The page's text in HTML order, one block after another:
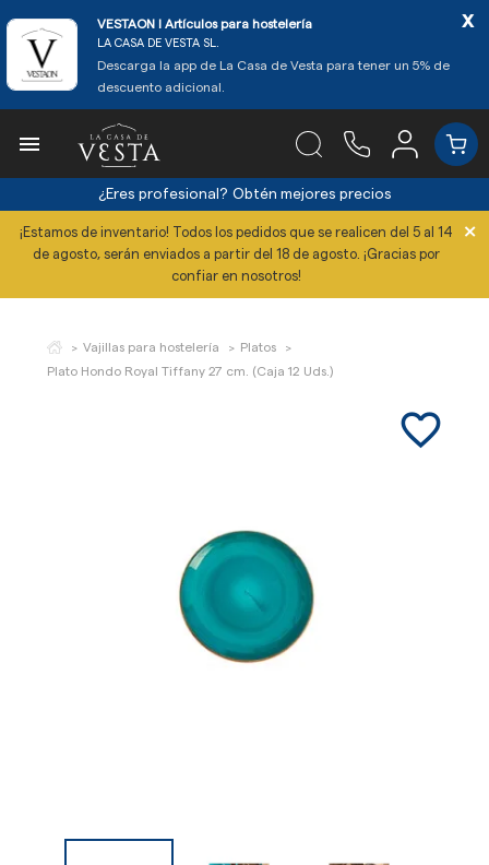
VESTAON l Artículos para hostelería
LA CASA DE VESTA SL.
Descarga la app de La Casa de Vesta para tener un 5% de
descuento adicional.
x

¿Eres profesional? Obtén mejores precios
¡Estamos de inventario! Todos los pedidos que se realicen del 5 al 14
de agosto, serán enviados a partir del 18 de agosto. ¡Gracias por
confiar en nosotros!
×
Vajillas para hostelería
Platos
Plato Hondo Royal Tiffany 27 cm. (Caja 12 Uds.)
favorite_border